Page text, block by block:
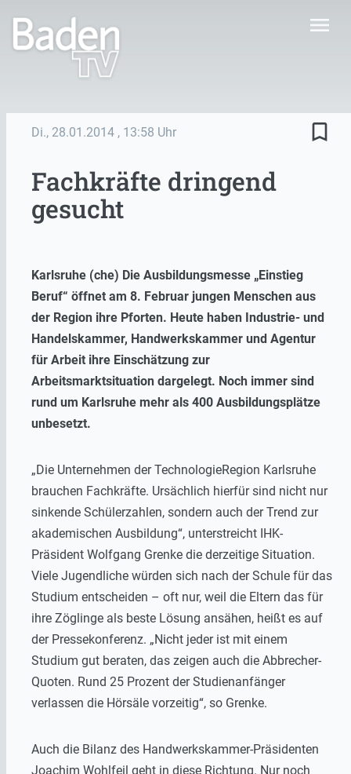
menu
Di., 28.01.2014 , 13:58 Uhr bookmark_border
Fachkräfte dringend
gesucht
Karlsruhe (che) Die Ausbildungsmesse „Einstieg
Beruf“ öffnet am 8. Februar jungen Menschen aus
der Region ihre Pforten. Heute haben Industrie- und
Handelskammer, Handwerkskammer und Agentur
für Arbeit ihre Einschätzung zur
Arbeitsmarktsituation dargelegt. Noch immer sind
rund um Karlsruhe mehr als 400 Ausbildungsplätze
unbesetzt.
„Die Unternehmen der TechnologieRegion Karlsruhe
brauchen Fachkräfte. Ursächlich hierfür sind nicht nur
sinkende Schülerzahlen, sondern auch der Trend zur
akademischen Ausbildung“, unterstreicht IHK-
Präsident Wolfgang Grenke die derzeitige Situation.
Viele Jugendliche würden sich nach der Schule für das
Studium entscheiden – oft nur, weil die Eltern das für
ihre Zöglinge als beste Lösung ansähen, heißt es auf
der Pressekonferenz. „Nicht jeder ist mit einem
Studium gut beraten, das zeigen auch die Abbrecher-
Quoten. Rund 25 Prozent der Studienanfänger
verlassen die Hörsäle vorzeitig“, so Grenke.
Auch die Bilanz des Handwerkskammer-Präsidenten
Joachim Wohlfeil geht in diese Richtung. Nur noch